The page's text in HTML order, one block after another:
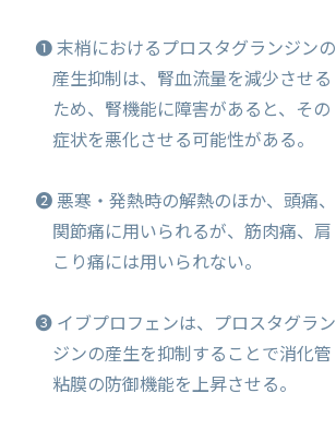
❶ 末梢におけるプロスタグランジンの
産生抑制は、腎血流量を減少させる
ため、腎機能に障害があると、その
症状を悪化させる可能性がある。
❷ 悪寒・発熱時の解熱のほか、頭痛、
関節痛に用いられるが、筋肉痛、肩
こり痛には用いられない。
❸ イブプロフェンは、プロスタグラン
ジンの産生を抑制することで消化管
粘膜の防御機能を上昇させる。